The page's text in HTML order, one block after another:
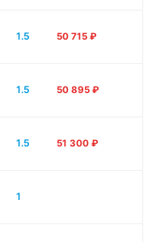
1.5 50 715 ₽
1.5 50 895 ₽
1.5 51 300 ₽
1